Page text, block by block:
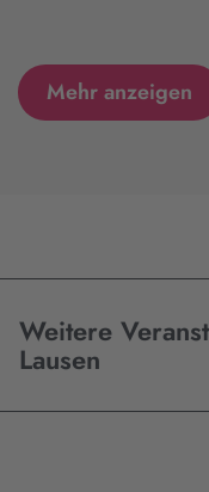
Mehr anzeigen
Weitere
Lausen